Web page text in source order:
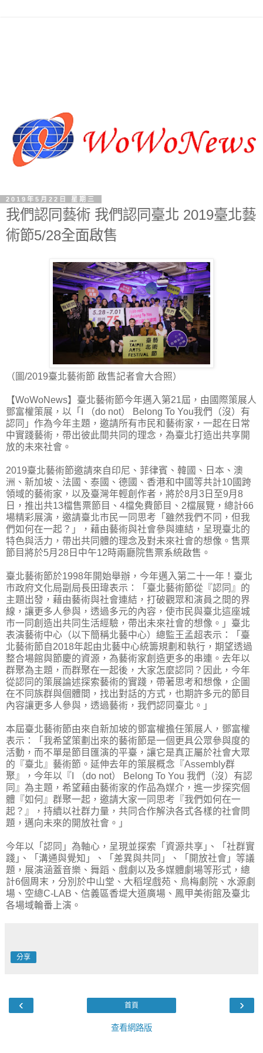
2019年5月22日 星期三
我們認同藝術 我們認同臺北 2019臺北藝
術節5/28全面啟售
（圖/2019臺北藝術節 啟售記者會大合照）
【WoWoNews】臺北藝術節今年邁入第21屆，由國際策展人
鄧富權策展，以「I （do not） Belong To You我們（沒）有
認同」作為今年主題，邀請所有市民和藝術家，一起在日常
中實踐藝術，帶出彼此間共同的理念，為臺北打造出共享開
放的未來社會。
2019臺北藝術節邀請來自印尼、菲律賓、韓國、日本、澳
洲、新加坡、法國、泰國、德國、香港和中國等共計10國跨
領域的藝術家，以及臺灣年輕創作者，將於8月3日至9月8
日，推出共13檔售票節目、4檔免費節目、2檔展覽，總計66
場精彩展演，邀請臺北市民一同思考「雖然我們不同，但我
們如何在一起？」，藉由藝術與社會參與連結，呈現臺北的
特色與活力，帶出共同體的理念及對未來社會的想像。售票
節目將於5月28日中午12時兩廳院售票系統啟售。
臺北藝術節於1998年開始舉辦，今年邁入第二十一年！臺北
市政府文化局副局長田瑋表示：「臺北藝術節從『認同』的
主題出發，藉由藝術與社會連結，打破觀眾和演員之間的界
線，讓更多人參與，透過多元的內容，使市民與臺北這座城
市一同創造出共同生活經驗，帶出未來社會的想像。」臺北
表演藝術中心（以下簡稱北藝中心）總監王孟超表示：「臺
北藝術節自2018年起由北藝中心統籌規劃和執行，期望透過
整合場館與節慶的資源，為藝術家創造更多的串連。去年以
群聚為主題，而群聚在一起後，大家怎麼認同？因此，今年
從認同的策展論述探索藝術的實踐，帶著思考和想像，企圖
在不同族群與個體間，找出對話的方式，也期許多元的節目
內容讓更多人參與，透過藝術，我們認同臺北。」
本屆臺北藝術節由來自新加坡的鄧富權擔任策展人，鄧富權
表示：「我希望策劃出來的藝術節是一個更具公眾參與度的
活動，而不單是節目匯演的平臺，讓它是真正屬於社會大眾
的『臺北』藝術節。延伸去年的策展概念『Assembly群
聚』，今年以『I （do not） Belong To You 我們（沒）有認
同』為主題，希望藉由藝術家的作品為媒介，進一步探究個
體『如何』群聚一起，邀請大家一同思考『我們如何在一
起？』，持續以社群力量，共同合作解決各式各樣的社會問
題，邁向未來的開放社會。」
今年以「認同」為軸心，呈現並探索「資源共享｣、「社群實
踐｣、「溝通與覺知」、「差異與共同」、「開放社會」等議
題，展演涵蓋音樂、舞蹈、戲劇以及多媒體劇場等形式，總
計6個周末，分別於中山堂、大稻埕戲苑、烏梅劇院、水源劇
場、空總C-LAB、信義區香堤大道廣場、鳳甲美術館及臺北
各場域輪番上演。
分享
‹ ›
首頁
查看網路版